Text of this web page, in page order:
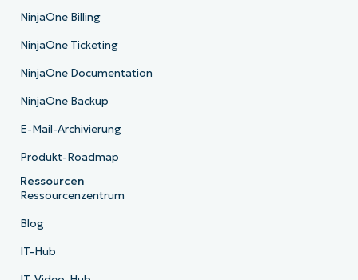
NinjaOne Billing
NinjaOne Ticketing
NinjaOne Documentation
NinjaOne Backup
E-Mail-Archivierung
Produkt-Roadmap
Ressourcen
Ressourcenzentrum
Blog
IT-Hub